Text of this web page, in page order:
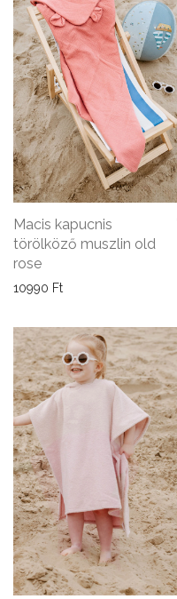
Macis kapucnis
törölköző muszlin old
rose
10990 Ft